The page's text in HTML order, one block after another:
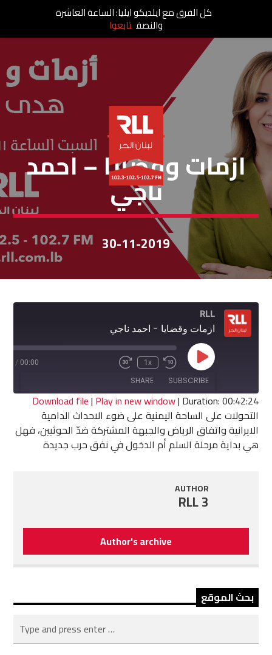
أزمات وقضايا
ازمات وقضايا – احمد
ناجي
30-11-2019
RLL
ازمات وقضايا - احمد ناجي
Play
Episode
Rewind
10
Seconds
1x
Fast
seconds
00:00
/
SUBSCRIBE
SHARE
RSS FEED
SHARE
LINK
Download file| Play in new window| Duration: 00:42:24
التحولات على الساحة اليمنية على ضوء الاحداث الدامية
الايرانية واتفاق الرياض والجبهة المشتركة ضدّ الحوثيين، فهل
هي بداية مرحلة السلم أم الدخول في نفق حرب جديدة
AUTHOR
RLL 3
Author's archive
بحث الموقع
كل الفرق مع ايلديكو ايليا: الساعة العاشرة
والنصف تابعوا